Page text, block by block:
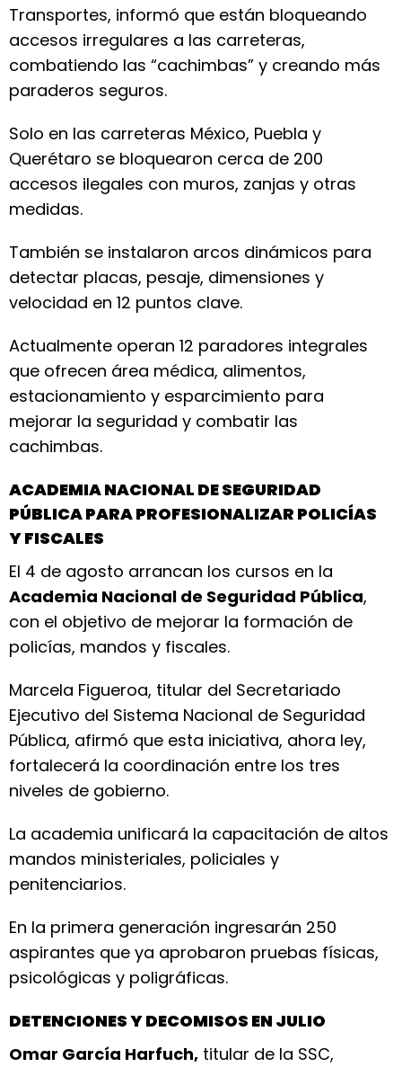
Transportes, informó que están bloqueando
accesos irregulares a las carreteras,
combatiendo las “cachimbas” y creando más
paraderos seguros.
Solo en las carreteras México, Puebla y
Querétaro se bloquearon cerca de 200
accesos ilegales con muros, zanjas y otras
medidas.
También se instalaron arcos dinámicos para
detectar placas, pesaje, dimensiones y
velocidad en 12 puntos clave.
Actualmente operan 12 paradores integrales
que ofrecen área médica, alimentos,
estacionamiento y esparcimiento para
mejorar la seguridad y combatir las
cachimbas.
ACADEMIA NACIONAL DE SEGURIDAD
PÚBLICA PARA PROFESIONALIZAR POLICÍAS
Y FISCALES
El 4 de agosto arrancan los cursos en la
Academia Nacional de Seguridad Pública,
con el objetivo de mejorar la formación de
policías, mandos y fiscales.
Marcela Figueroa, titular del Secretariado
Ejecutivo del Sistema Nacional de Seguridad
Pública, afirmó que esta iniciativa, ahora ley,
fortalecerá la coordinación entre los tres
niveles de gobierno.
La academia unificará la capacitación de altos
mandos ministeriales, policiales y
penitenciarios.
En la primera generación ingresarán 250
aspirantes que ya aprobaron pruebas físicas,
psicológicas y poligráficas.
DETENCIONES Y DECOMISOS EN JULIO
Omar García Harfuch, titular de la SSC,